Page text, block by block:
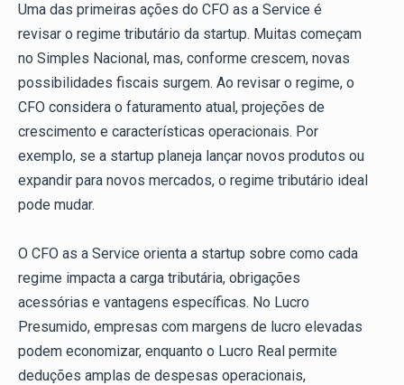
Uma das primeiras ações do CFO as a Service é
revisar o regime tributário da startup. Muitas começam
no Simples Nacional, mas, conforme crescem, novas
possibilidades fiscais surgem. Ao revisar o regime, o
CFO considera o faturamento atual, projeções de
crescimento e características operacionais. Por
exemplo, se a startup planeja lançar novos produtos ou
expandir para novos mercados, o regime tributário ideal
pode mudar.
O CFO as a Service orienta a startup sobre como cada
regime impacta a carga tributária, obrigações
acessórias e vantagens específicas. No Lucro
Presumido, empresas com margens de lucro elevadas
podem economizar, enquanto o Lucro Real permite
deduções amplas de despesas operacionais,